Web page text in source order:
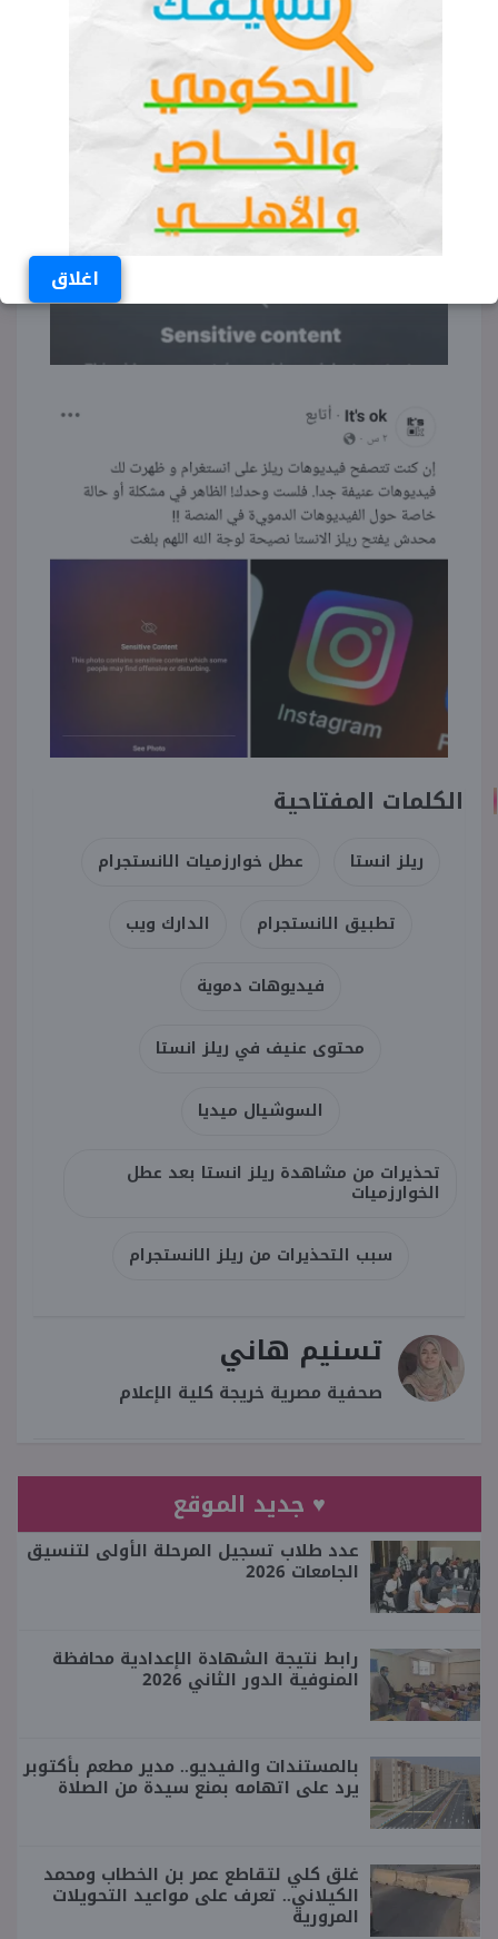
اغلاق
الكلمات المفتاحية
ريلز انستا عطل خوارزميات الانستجرام
تطبيق الانستجرام الدارك ويب
فيديوهات دموية
محتوى عنيف في ريلز انستا
السوشيال ميديا
تحذيرات من مشاهدة ريلز انستا بعد عطل
الخوارزميات
سبب التحذيرات من ريلز الانستجرام
تسنيم هاني
صحفية مصرية خريجة كلية الإعلام
♥ جديد الموقع
عدد طلاب تسجيل المرحلة الأولى لتنسيق
الجامعات 2026
رابط نتيجة الشهادة الإعدادية محافظة
المنوفية الدور الثاني 2026
بالمستندات والفيديو.. مدير مطعم بأكتوبر
يرد على اتهامه بمنع سيدة من الصلاة
غلق كلي لتقاطع عمر بن الخطاب ومحمد
الكيلاني.. تعرف على مواعيد التحويلات
المرورية